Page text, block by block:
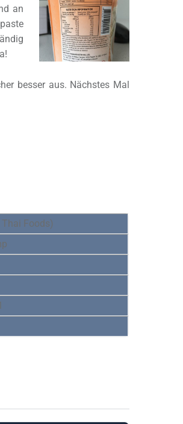
an
besser aus. Nächstes Mal
Foods)